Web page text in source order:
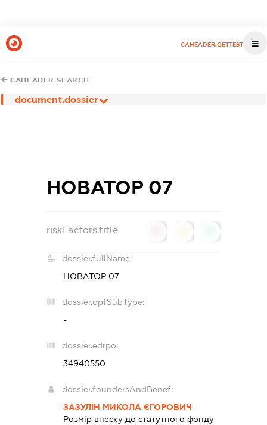
CAHEADER.GETTEST
CAHEADER.SEARCH
document.dossier
НОВАТОР 07
riskFactors.title
dossier.fullName:
НОВАТОР 07
dossier.opfSubType:
-
dossier.edrpo:
34940550
dossier.foundersAndBenef:
ЗАЗУЛІН МИКОЛА ЄГОРОВИЧ
Розмір внеску до статутного фонду